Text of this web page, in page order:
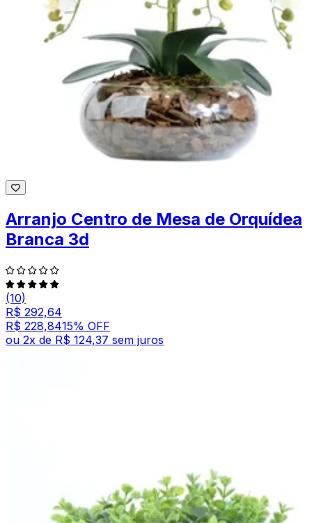
Arranjo Centro de Mesa de Orquídea
Branca 3d
(10)
R$ 292,64
R$ 228,8415% OFF
ou 2x de R$ 124,37 sem juros